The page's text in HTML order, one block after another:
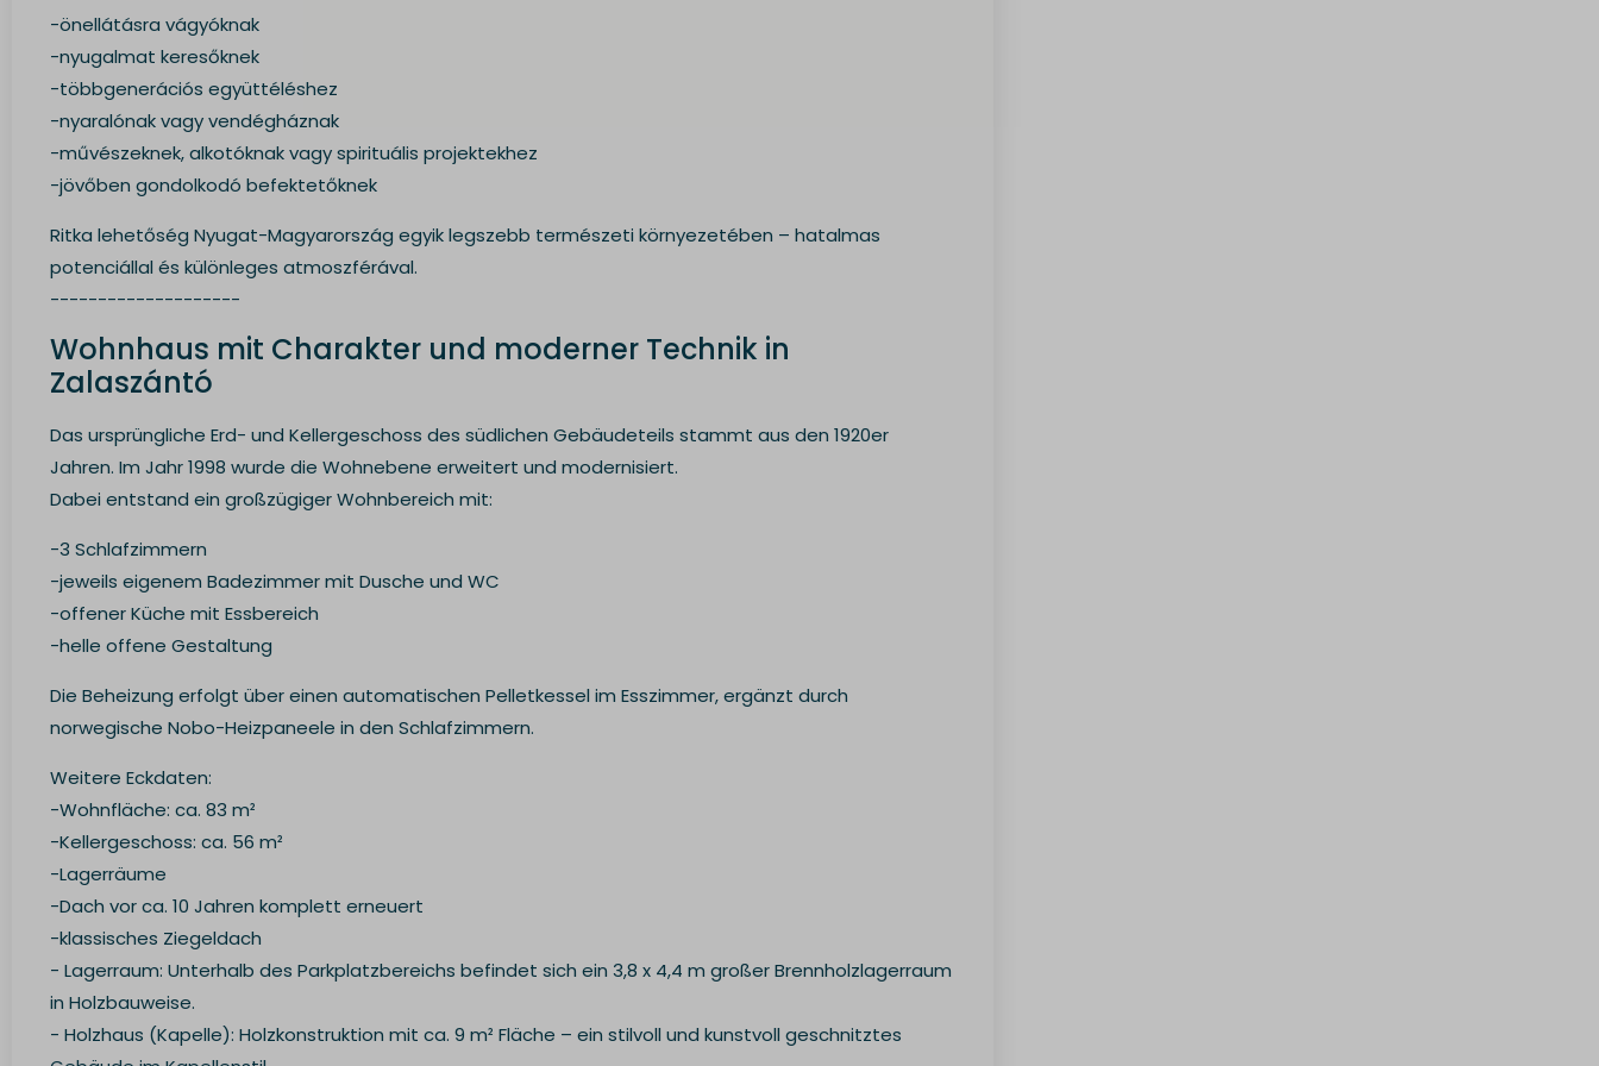
-önellátásra vágyóknak
-nyugalmat keresőknek
-többgenerációs együttéléshez
-nyaralónak vagy vendégháznak
-művészeknek, alkotóknak vagy spirituális projektekhez
-jövőben gondolkodó befektetőknek
Ritka lehetőség Nyugat-Magyarország egyik legszebb természeti környezetében – hatalmas
potenciállal és különleges atmoszférával.
--------------------
Wohnhaus mit Charakter und moderner Technik in
Zalaszántó
Das ursprüngliche Erd- und Kellergeschoss des südlichen Gebäudeteils stammt aus den 1920er
Jahren. Im Jahr 1998 wurde die Wohnebene erweitert und modernisiert.
Dabei entstand ein großzügiger Wohnbereich mit:
-3 Schlafzimmern
-jeweils eigenem Badezimmer mit Dusche und WC
-offener Küche mit Essbereich
-helle offene Gestaltung
Die Beheizung erfolgt über einen automatischen Pelletkessel im Esszimmer, ergänzt durch
norwegische Nobo-Heizpaneele in den Schlafzimmern.
Weitere Eckdaten:
-Wohnfläche: ca. 83 m²
-Kellergeschoss: ca. 56 m²
-Lagerräume
-Dach vor ca. 10 Jahren komplett erneuert
-klassisches Ziegeldach
- Lagerraum: Unterhalb des Parkplatzbereichs befindet sich ein 3,8 x 4,4 m großer Brennholzlagerraum
in Holzbauweise.
- Holzhaus (Kapelle): Holzkonstruktion mit ca. 9 m² Fläche – ein stilvoll und kunstvoll geschnitztes
www.gstatic.com